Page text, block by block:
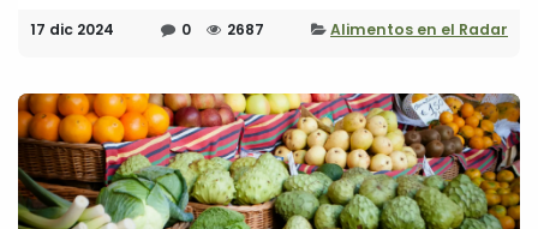
17 dic 2024 0 2687 Alimentos en el Radar